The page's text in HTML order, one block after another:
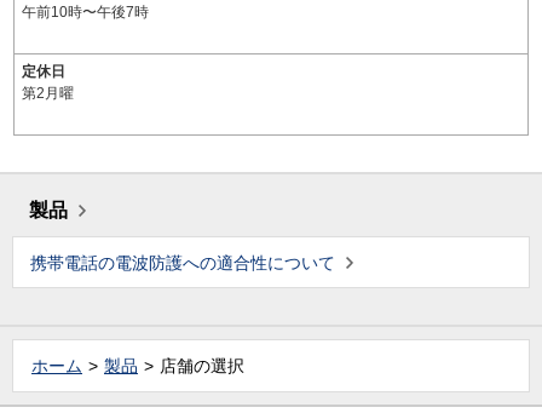
午前10時〜午後7時
定休日
第2月曜
製品
携帯電話の電波防護への適合性について
ホーム 製品 店舗の選択